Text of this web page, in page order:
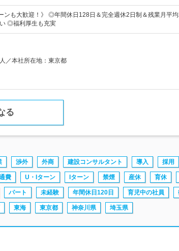
ンも大歓迎！》 ◎年間休日128日＆完全週休2日制＆残業月平
◎福利厚生も充実
／本社所在地：東京都
る
渉外 外商 建設コンサルタント 導入 採用
費 U・Iターン Iターン 禁煙 産休 育休
パート 未経験 年間休日120日 育児中の社員
東海 東京都 神奈川県 埼玉県